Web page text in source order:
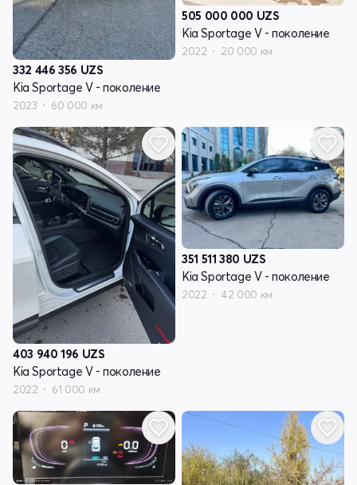
332 446 356 UZS
Kia Sportage V - поколение
2023 60 000 км
505 000 000 UZS
Kia Sportage V - поколение
2022 20 000 км
403 940 196 UZS
Kia Sportage V - поколение
2022 61 000 км
351 511 380 UZS
Kia Sportage V - поколение
2022 42 000 км